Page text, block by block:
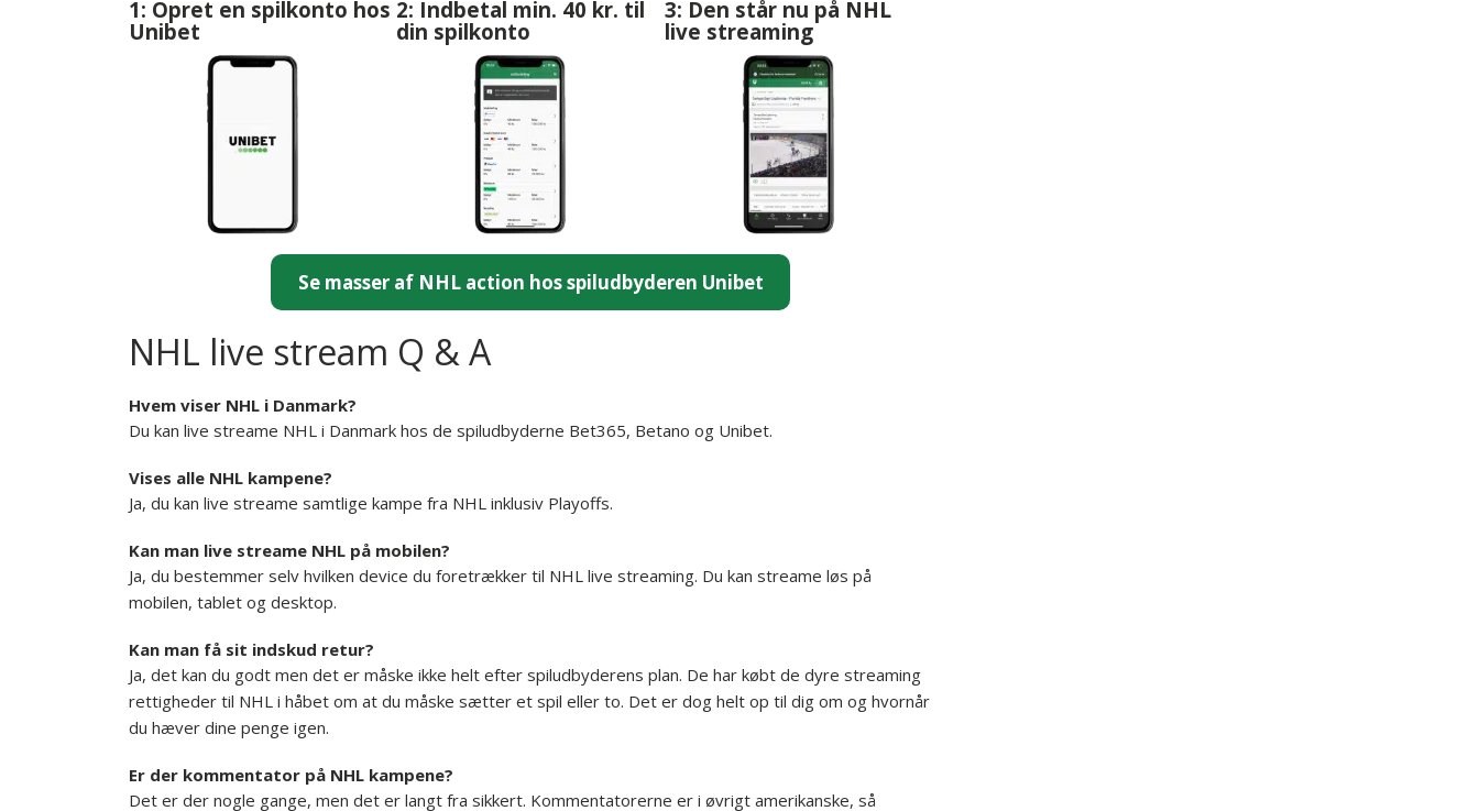
1: Opret en spilkonto hos
Unibet
2: Indbetal min. 40 kr. til
din spilkonto
3: Den står nu på NHL
live streaming
Se masser af NHL action hos spiludbyderen Unibet
NHL live stream Q & A
Hvem viser NHL i Danmark?
Du kan live streame NHL i Danmark hos de spiludbyderne Bet365, Betano og Unibet.
Vises alle NHL kampene?
Ja, du kan live streame samtlige kampe fra NHL inklusiv Playoffs.
Kan man live streame NHL på mobilen?
Ja, du bestemmer selv hvilken device du foretrækker til NHL live streaming. Du kan streame løs på
mobilen, tablet og desktop.
Kan man få sit indskud retur?
Ja, det kan du godt men det er måske ikke helt efter spiludbyderens plan. De har købt de dyre streaming
rettigheder til NHL i håbet om at du måske sætter et spil eller to. Det er dog helt op til dig om og hvornår
du hæver dine penge igen.
Er der kommentator på NHL kampene?
Det er der nogle gange, men det er langt fra sikkert. Kommentatorerne er i øvrigt amerikanske, så